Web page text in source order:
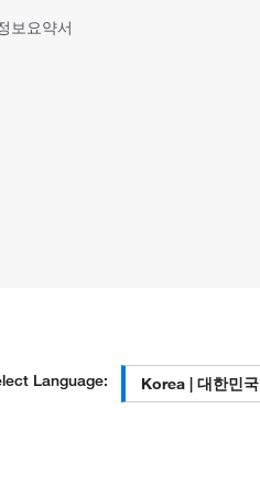
보요약서
Language: